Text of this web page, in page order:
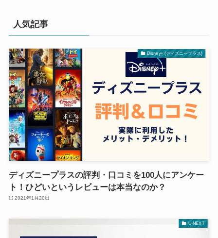
人気記事
Disney+ (ディズニープラス)
ディズニープラスの評判・口コミを100人にアンケー
ト！ひどいというレビューは本当なのか？
2021年1月20日
U-NEXT